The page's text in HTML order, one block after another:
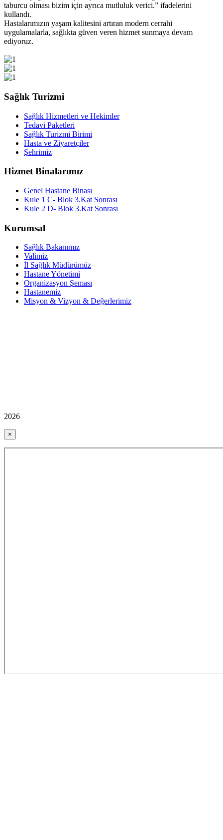
taburcu olması bizim için ayrıca mutluluk verici.” ifadelerini
kullandı.
Hastalarımızın yaşam kalitesini artıran modern cerrahi
uygulamalarla, sağlıkta güven veren hizmet sunmaya devam
ediyoruz.
Sağlık Turizmi
Sağlık Hizmetleri ve Hekimler
Tedavi Paketleri
Sağlık Turizmi Birimi
Hasta ve Ziyaretçiler
Şehrimiz
Hizmet Binalarımız
Genel Hastane Binası
Kule 1 C- Blok 3.Kat Sonrası
Kule 2 D- Blok 3.Kat Sonrası
Kurumsal
Sağlık Bakanımız
Valimiz
İl Sağlık Müdürümüz
Hastane Yönetimi
Organizasyon Şeması
Hastanemiz
Misyon & Vizyon & Değerlerimiz
2026
×